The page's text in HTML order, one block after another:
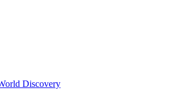
Discovery